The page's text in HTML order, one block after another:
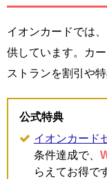
イオンカードでは
供しています。カ
ストランを割引や
公式特典
イオンカード
条件達成で、
らえてお得で